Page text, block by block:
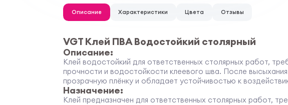
Описание Характеристики Цвета Отзывы
VGT Клей ПВА Водостойкий столярный
Описание:
Клей водостойкий для ответственных столярных работ,
прочности и водостойкости клеевого шва. После
прозрачную плёнку и обладает устойчивостью к
Назначение:
Клей предназначен для ответственных столярных работ,